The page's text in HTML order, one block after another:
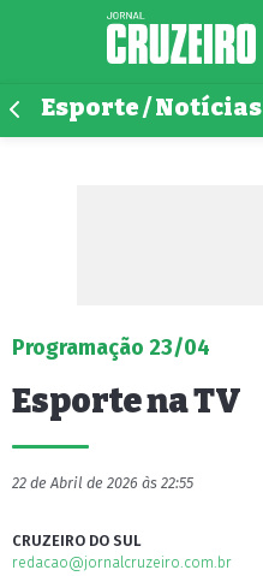
Esporte / Notícias
Programação 23/04
Esporte na TV
22 de Abril de 2026 às 22:55
CRUZEIRO DO SUL
redacao@jornalcruzeiro.com.br